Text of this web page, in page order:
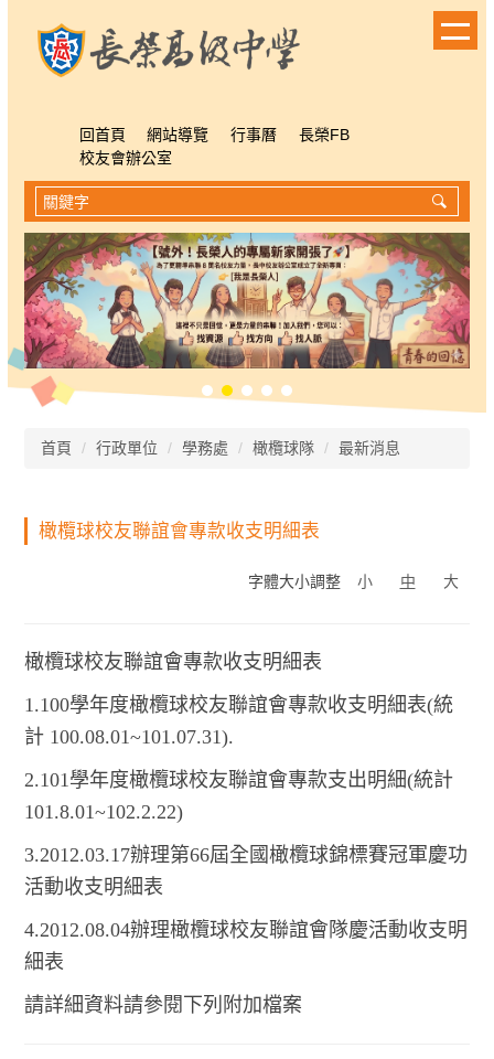
回首頁 網站導覽 行事曆
長榮FB
校友會辦公室
首頁 行政單位 學務處 橄欖球隊 最新消息
橄欖球校友聯誼會專款收支明細表
字體大小調整 小 中 大
橄欖球校友聯誼會專款收支明細表
1.100學年度橄欖球校友聯誼會專款收支明細表(統
計 100.08.01~101.07.31).
2.101學年度橄欖球校友聯誼會專款支出明細(統計
101.8.01~102.2.22)
3.2012.03.17辦理第66屆全國橄欖球錦標賽冠軍慶功
活動收支明細表
4.2012.08.04辦理橄欖球校友聯誼會隊慶活動收支明
細表
請詳細資料請參閱下列附加檔案